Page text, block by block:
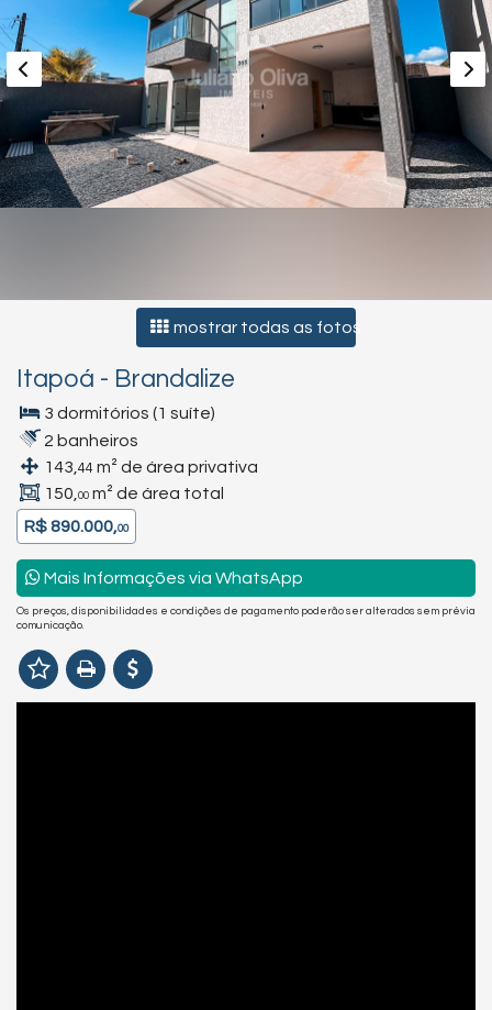
mostrar todas as fotos
Itapoá - Brandalize
3 dormitórios (1 suíte)
2 banheiros
143, 44 m² de área privativa
150, 00 m² de área total
R$ 890.000,00
Mais Informações via WhatsApp
Os preços, disponibilidades e condições de pagamento poderão ser alterados sem prévia
comunicação.